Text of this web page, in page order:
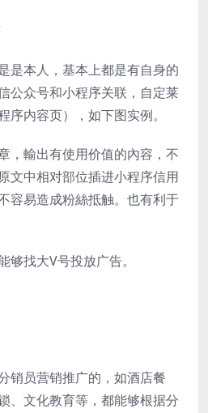
是本人，基本上都是有自身的
公众号和小程序关联，自定莱
序内容页），如下图实例。
，輸出有使用价值的內容，不
文中相对部位插进小程序信用
容易造成粉絲抵触。也有利于
找大V号投放广告。
销员营销推广的，如酒店餐
、文化教育等，都能够根据分